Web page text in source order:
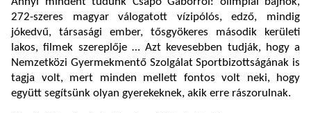
272-szeres magyar válogatott vízipólós, edző, mindig
jókedvű, társasági ember, tősgyökeres második kerületi
lakos, filmek szereplője … Azt kevesebben tudják, hogy a
Nemzetközi Gyermekmentő Szolgálat Sportbizottságának is
tagja volt, mert minden mellett fontos volt neki, hogy
együtt segítsünk olyan gyerekeknek, akik erre rászorulnak.